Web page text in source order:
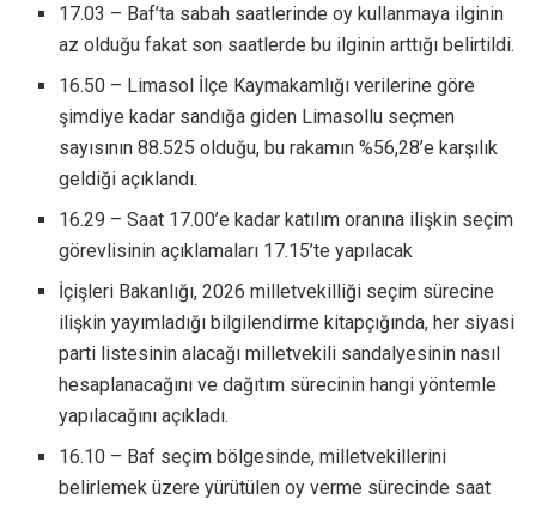
17.03 – Baf’ta sabah saatlerinde oy kullanmaya ilginin
az olduğu fakat son saatlerde bu ilginin arttığı belirtildi.
16.50 – Limasol İlçe Kaymakamlığı verilerine göre
şimdiye kadar sandığa giden Limasollu seçmen
sayısının 88.525 olduğu, bu rakamın %56,28’e karşılık
geldiği açıklandı.
16.29 – Saat 17.00’e kadar katılım oranına ilişkin seçim
görevlisinin açıklamaları 17.15’te yapılacak
İçişleri Bakanlığı, 2026 milletvekilliği seçim sürecine
ilişkin yayımladığı bilgilendirme kitapçığında, her siyasi
parti listesinin alacağı milletvekili sandalyesinin nasıl
hesaplanacağını ve dağıtım sürecinin hangi yöntemle
yapılacağını açıkladı.
16.10 – Baf seçim bölgesinde, milletvekillerini
belirlemek üzere yürütülen oy verme sürecinde saat